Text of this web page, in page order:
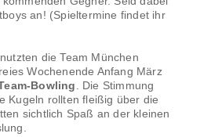
an! (Spieltermine findet ihr
die Team München
Wochenende Anfang März
Bowling
. Die Stimmung
Kugeln rollten fleißig über die
sichtlich Spaß an der kleinen